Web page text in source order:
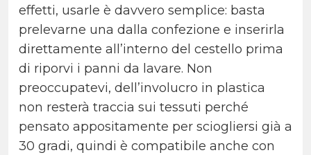
effetti, usarle è davvero semplice: basta
prelevarne una dalla confezione e inserirla
direttamente all’interno del cestello prima
di riporvi i panni da lavare. Non
preoccupatevi, dell’involucro in plastica
non resterà traccia sui tessuti perché
pensato appositamente per sciogliersi già a
30 gradi, quindi è compatibile anche con